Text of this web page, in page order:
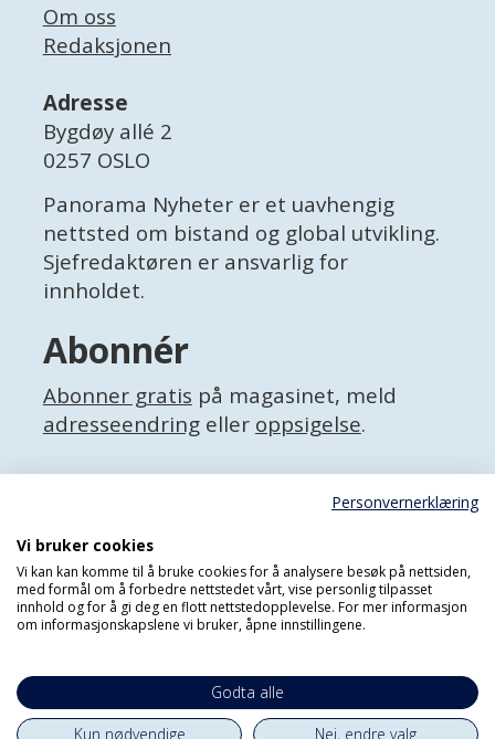
Om oss
Redaksjonen
Adresse
Bygdøy allé 2
0257 OSLO
Panorama Nyheter er et uavhengig
nettsted om bistand og global utvikling.
Sjefredaktøren er ansvarlig for
innholdet.
Abonnér
Abonner gratis på magasinet, meld
adresseendringeller oppsigelse.
Facebook
Personvernerklæring
Personvernerklæring
Vi bruker cookies
Vi kan kan komme til å bruke cookies for å analysere besøk på nettsiden,
med formål om å forbedre nettstedet vårt, vise personlig tilpasset
innhold og for å gi deg en flott nettstedopplevelse. For mer informasjon
om informasjonskapslene vi bruker, åpne innstillingene.
Godta alle
Kun nødvendige
Nei, endre valg